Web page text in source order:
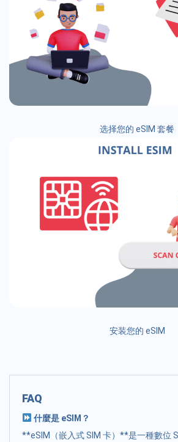
选择您的 eSIM 套餐
安装您的 eSIM
FAQ
什麼是 eSIM？
**eSIM（嵌入式 SIM 卡）**是一種數位